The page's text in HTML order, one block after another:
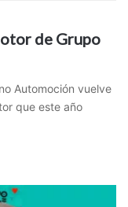
de Grupo
Automoción vuelve
que este año